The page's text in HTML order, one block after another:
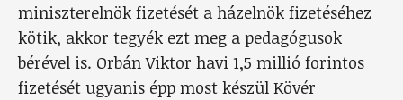
miniszterelnök fizetését a házelnök fizetéséhez
kötik, akkor tegyék ezt meg a pedagógusok
bérével is. Orbán Viktor havi 1,5 millió forintos
fizetését ugyanis épp most készül Kövér